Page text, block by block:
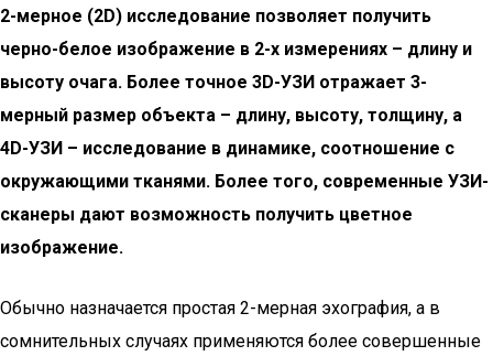
2-мерное (2D) исследование позволяет получить
черно-белое изображение в 2-х измерениях – длину и
высоту очага. Более точное 3D-УЗИ отражает 3-
мерный размер объекта – длину, высоту, толщину, а
4D-УЗИ – исследование в динамике, соотношение с
окружающими тканями. Более того, современные УЗИ-
сканеры дают возможность получить цветное
изображение.
Обычно назначается простая 2-мерная эхография, а в
сомнительных случаях применяются более совершенные